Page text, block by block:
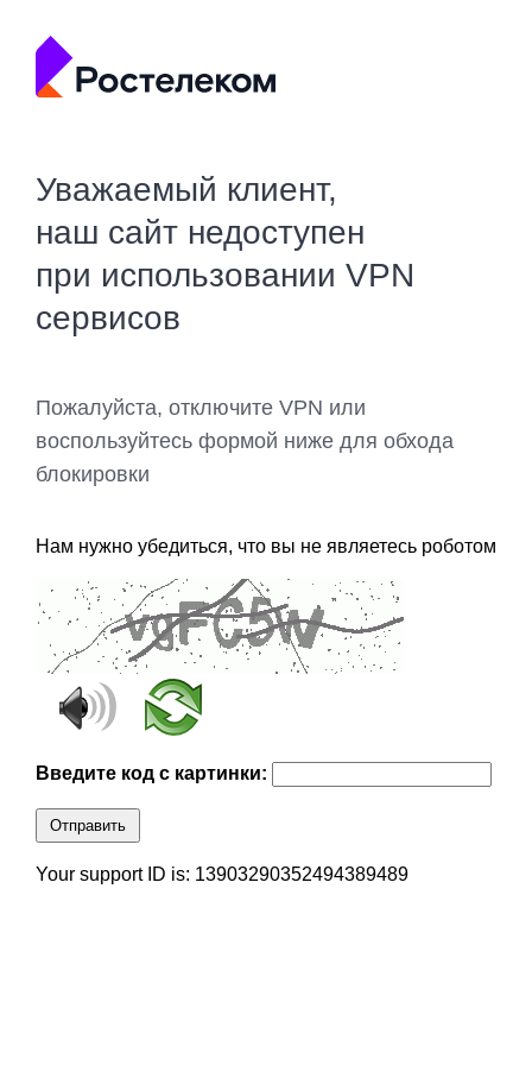
Уважаемый клиент,
наш сайт недоступен
при использовании VPN
сервисов
Пожалуйста, отключите VPN или
воспользуйтесь формой ниже для обхода
блокировки
Нам нужно убедиться, что вы не являетесь роботом
Введите код с картинки:
Отправить
Your support ID is: 13903290352494389489